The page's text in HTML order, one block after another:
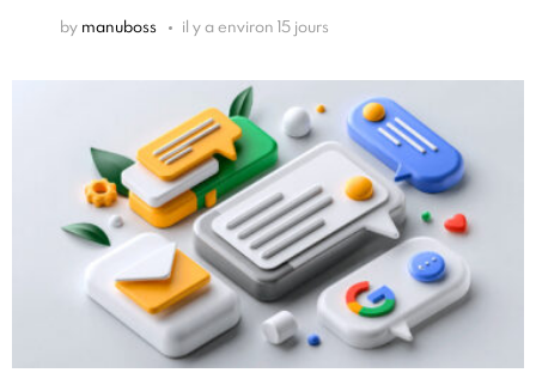
by manuboss il y a environ 15 jours